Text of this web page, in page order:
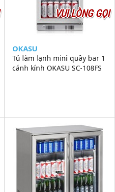
VUI LÒNG GỌI
OKASU
Tủ làm lạnh mini quầy bar 1
cánh kính OKASU SC-108FS